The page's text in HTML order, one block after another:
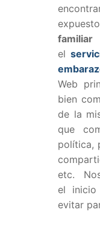
el
Web
bien
de la
que
política,
etc.
el
evitar